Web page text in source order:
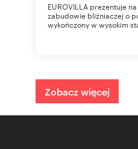
EUROVILLA prezentuje
zabudowie bliźniaczej o
wykończony w wysokim
Zobacz więcej